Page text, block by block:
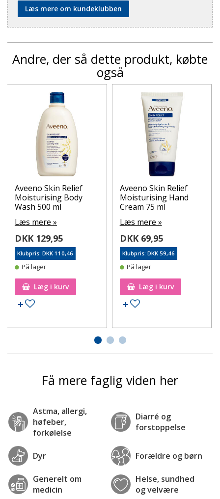
Læs mere om kundeklubben
Andre, der så dette produkt, købte
også
Aveeno Skin Relief
Moisturising Body
Wash 500 ml
Læs mere »
DKK 129,95
Klubpris: DKK 110,46
På lager
Læg i kurv
Tilføj til ønskeseddel
Aveeno Skin Relief
Moisturising Hand
Cream 75 ml
Læs mere »
DKK 69,95
Klubpris: DKK 59,46
På lager
Læg i kurv
Tilføj til ønskeseddel
Få mere faglig viden her
Astma, allergi,
høfeber,
forkølelse
Diarré og
forstoppelse
Dyr Forældre og børn
Generelt om
medicin
Helse, sundhed
og velvære